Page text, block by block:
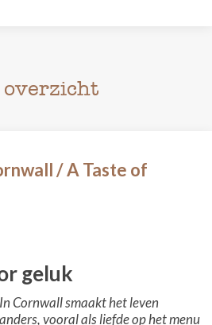
overzicht
/ A Taste of
geluk
In Cornwall smaakt het leven
anders, vooral als liefde op het menu